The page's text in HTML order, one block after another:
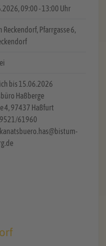
09:00 - 13:00 Uhr
Reckendorf, Pfarrgasse 6,
bis 15.06.2026
Haßberge
4, 97437 Haßfurt
61960